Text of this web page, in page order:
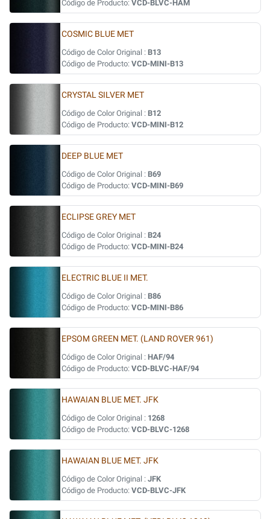
Código de Producto: VCD-BLVC-HAM
COSMIC BLUE MET
Código de Color Original : B13
Código de Producto: VCD-MINI-B13
CRYSTAL SILVER MET
Código de Color Original : B12
Código de Producto: VCD-MINI-B12
DEEP BLUE MET
Código de Color Original : B69
Código de Producto: VCD-MINI-B69
ECLIPSE GREY MET
Código de Color Original : B24
Código de Producto: VCD-MINI-B24
ELECTRIC BLUE II MET.
Código de Color Original : B86
Código de Producto: VCD-MINI-B86
EPSOM GREEN MET. (LAND ROVER 961)
Código de Color Original : HAF/94
Código de Producto: VCD-BLVC-HAF/94
HAWAIAN BLUE MET. JFK
Código de Color Original : 1268
Código de Producto: VCD-BLVC-1268
HAWAIAN BLUE MET. JFK
Código de Color Original : JFK
Código de Producto: VCD-BLVC-JFK